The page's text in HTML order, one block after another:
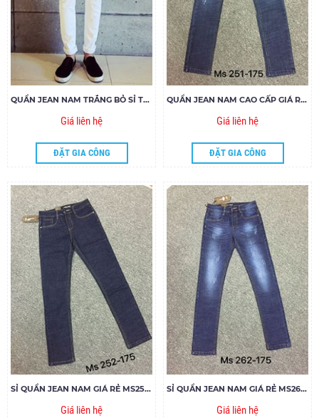
QUẦN JEAN NAM TRẮNG BỎ SỈ TẠI XƯỞNG 09014
Giá liên hệ
ĐẶT GIA CÔNG
QUẦN JEAN NAM CAO CẤP GIÁ RẺ MS251-Y175
Giá liên hệ
ĐẶT GIA CÔNG
SỈ QUẦN JEAN NAM GIÁ RẺ MS252-U175
Giá liên hệ
SỈ QUẦN JEAN NAM GIÁ RẺ MS262-E175
Giá liên hệ